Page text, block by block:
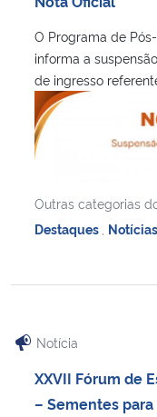
Ministério da Saúde
Ministério de Minas e Energia
Ministério da Ciência,
Ministério do Meio Ambiente
Controladoria-Geral da União
Ministério da Mulher, da
O Programa de
informa a
de ingresso
Outras categorias
Destaques Notícias
Notícia
XXVII Fórum de
– Sementes